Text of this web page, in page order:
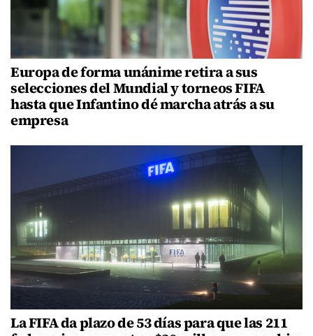
Europa de forma unánime retira a sus
selecciones del Mundial y torneos FIFA
hasta que Infantino dé marcha atrás a su
empresa
La FIFA da plazo de 53 días para que las 211